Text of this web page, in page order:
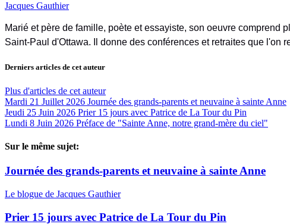
Jacques Gauthier
Marié et père de famille, poète et essayiste, son oeuvre
Saint-Paul d'Ottawa. Il donne des conférences et retraites que l'on
Derniers articles de cet auteur
Plus d'articles de cet auteur
Mardi 21 Juillet 2026 Journée des grands-parents et neuvaine à sainte Anne
Jeudi 25 Juin 2026 Prier 15 jours avec Patrice de La Tour du Pin
Lundi 8 Juin 2026 Préface de "Sainte Anne, notre grand-mère du ciel"
Sur le même sujet:
Journée des grands-parents et neuvaine à sainte Anne
Le blogue de Jacques Gauthier
Prier 15 jours avec Patrice de La Tour du Pin